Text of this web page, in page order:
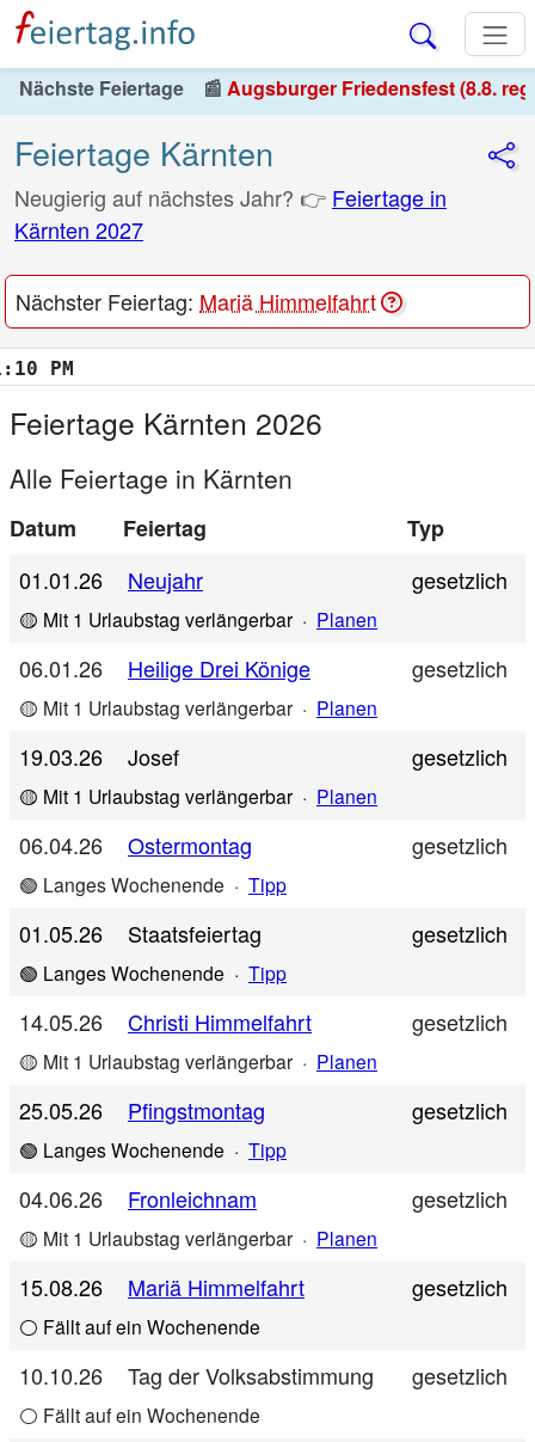
Nächste Feiertage 📰 Augsburger Friedensfest (8.8.
Feiertage Kärnten
Neugierig auf nächstes Jahr? 👉 Feiertage in
Kärnten 2027
Nächster Feiertag: Mariä Himmelfahrt
Feiertage Kärnten 2026
Alle Feiertage in Kärnten
Datum Feiertag
Typ
01.01.26
Neujahr gesetzlich
🟡 Mit 1 Urlaubstag verlängerbar · Planen
06.01.26 Heilige Drei Könige gesetzlich
🟡 Mit 1 Urlaubstag verlängerbar · Planen
19.03.26 Josef gesetzlich
🟡 Mit 1 Urlaubstag verlängerbar · Planen
06.04.26 Ostermontag gesetzlich
🟢 Langes Wochenende · Tipp
01.05.26 Staatsfeiertag gesetzlich
🟢 Langes Wochenende · Tipp
14.05.26 Christi Himmelfahrt gesetzlich
🟡 Mit 1 Urlaubstag verlängerbar · Planen
25.05.26 Pfingstmontag gesetzlich
🟢 Langes Wochenende · Tipp
04.06.26 Fronleichnam gesetzlich
🟡 Mit 1 Urlaubstag verlängerbar · Planen
15.08.26 Mariä Himmelfahrt gesetzlich
⚪ Fällt auf ein Wochenende
10.10.26 Tag der Volksabstimmung gesetzlich
⚪ Fällt auf ein Wochenende